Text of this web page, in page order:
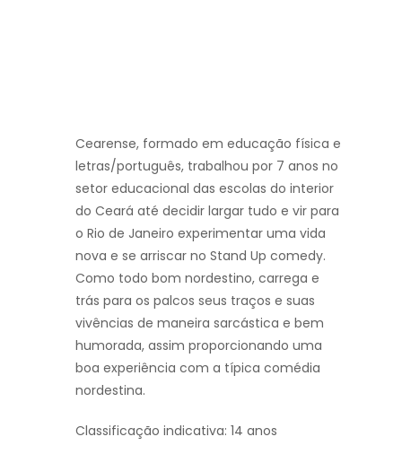
Cearense, formado em educação física e
letras/português, trabalhou por 7 anos no
setor educacional das escolas do interior
do Ceará até decidir largar tudo e vir para
o Rio de Janeiro experimentar uma vida
nova e se arriscar no Stand Up comedy.
Como todo bom nordestino, carrega e
trás para os palcos seus traços e suas
vivências de maneira sarcástica e bem
humorada, assim proporcionando uma
boa experiência com a típica comédia
nordestina.
Classificação indicativa: 14 anos